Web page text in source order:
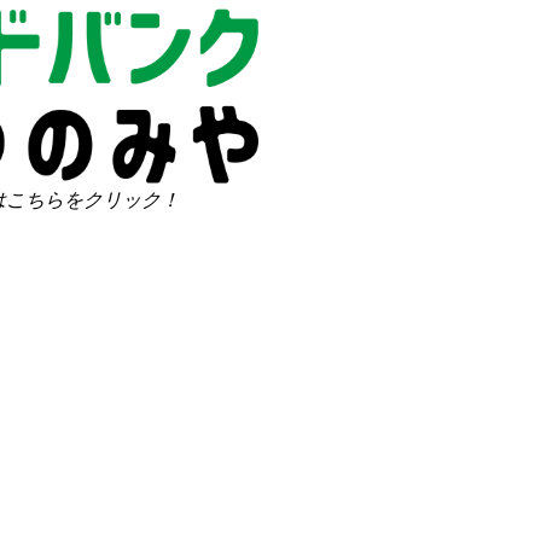
ちらをクリック！